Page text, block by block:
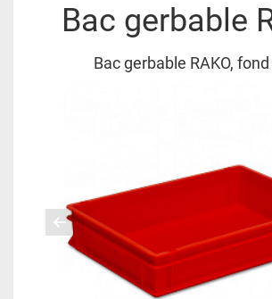
Bac gerbable
Bac gerbable RAKO,